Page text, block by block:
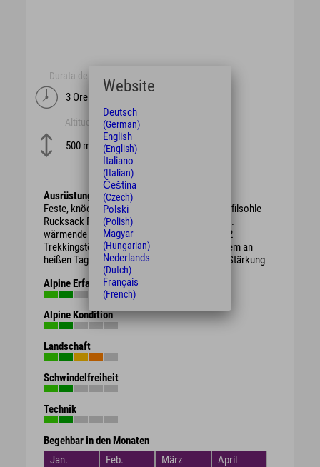
Durata del tempo
3 Ore
Altitudine
500 m
Ausrüstung
Feste, knöchelhohe Bergschuhe mit guter Profilsohle
Rucksack Regenschutz, je nach Witterung evtl.
wärmende Kleidung oder Sonnenschutz ggf. 2
Trekkingstöcke ausreichend Getränke vor allem an
heißen Tagen evtl. Brotzeit / Süßigkeiten zur Stärkung
Alpine Erfahrung
Alpine Kondition
Landschaft
Schwindelfreiheit
Technik
Begehbar in den Monaten
Jan.
Feb. März
April
Website
Deutsch
(German)
English
(English)
Italiano
(Italian)
Čeština
(Czech)
Polski
(Polish)
Magyar
(Hungarian)
Nederlands
(Dutch)
Français
(French)